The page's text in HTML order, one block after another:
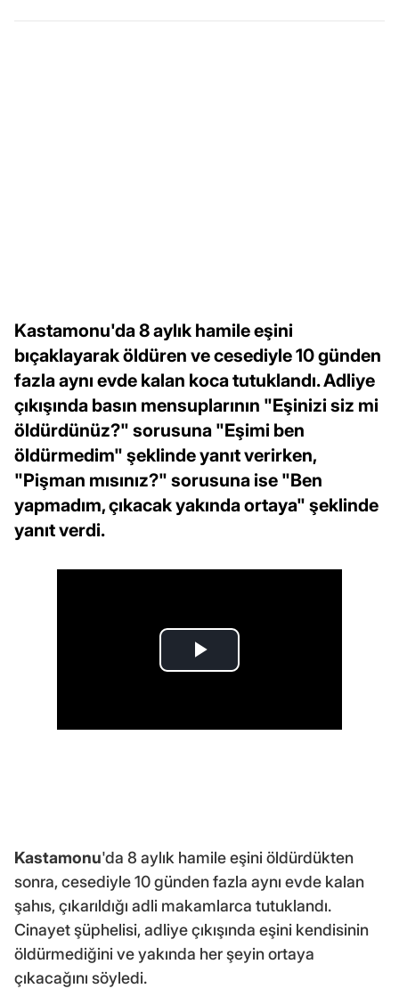
Kastamonu'da 8 aylık hamile eşini
bıçaklayarak öldüren ve cesediyle 10 günden
fazla aynı evde kalan koca tutuklandı. Adliye
çıkışında basın mensuplarının "Eşinizi siz mi
öldürdünüz?" sorusuna "Eşimi ben
öldürmedim" şeklinde yanıt verirken,
"Pişman mısınız?" sorusuna ise "Ben
yapmadım, çıkacak yakında ortaya" şeklinde
yanıt verdi.
Kastamonu'da 8 aylık hamile eşini öldürdükten
sonra, cesediyle 10 günden fazla aynı evde kalan
şahıs, çıkarıldığı adli makamlarca tutuklandı.
Cinayet şüphelisi, adliye çıkışında eşini kendisinin
öldürmediğini ve yakında her şeyin ortaya
çıkacağını söyledi.